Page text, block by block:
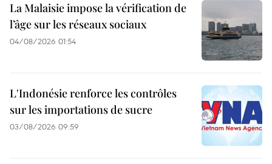
La Malaisie impose la vérification de
l’âge sur les réseaux sociaux
04/08/2026 01:54
L'Indonésie renforce les contrôles
sur les importations de sucre
03/08/2026 09:59